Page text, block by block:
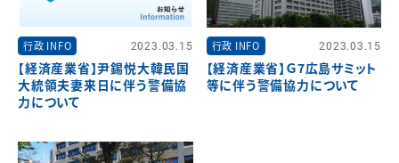
行政 INFO 2023.03.15
【経済産業省】尹錫悦大韓民国
大統領夫妻来日に伴う警備協
力について
行政 INFO 2023.03.15
【経済産業省】Ｇ7広島サミット
等に伴う警備協力について